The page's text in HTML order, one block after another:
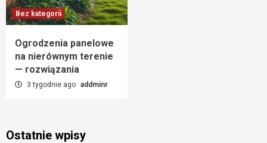
Bez kategorii
Ogrodzenia panelowe
na nierównym terenie
— rozwiązania
3 tygodnie ago addminr
Ostatnie wpisy